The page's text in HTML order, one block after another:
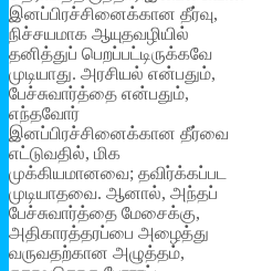
இனப்பிரச்சினைக்கான தீர்வு,
நிச்சயமாக ஆயுதவழியில்
தனித்துப் பெறப்பட்டிருக்கவே
முடியாது. அரசியல் என்பதும்,
பேச்சுவார்த்தை என்பதும்,
எந்தவோர்
இனப்பிரச்சினைக்கான தீர்வை
எட்டுவதில், மிக
முக்கியமானவை; தவிர்க்கப்பட
முடியாதவை. ஆனால், அந்தப்
பேச்சுவார்த்தை மேசைக்கு,
அதிகாரத்தரப்பை அழைத்து
வருவதற்கான அழுத்தம்,